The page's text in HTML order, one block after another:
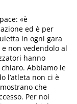
«è
ed è per
in ogni gara
non vedendolo al
hanno
Abbiamo le
l’atleta non ci è
che
Per noi